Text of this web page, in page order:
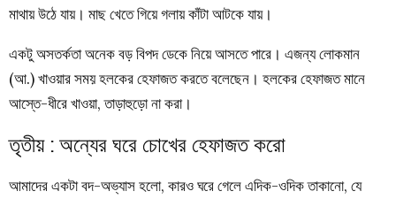
মাথায় উঠে যায়। মাছ খেতে গিয়ে গলায় কাঁটা আটকে যায়।
একটু অসতর্কতা অনেক বড় বিপদ ডেকে নিয়ে আসতে পারে। এজন্য লোকমান
(আ.) খাওয়ার সময় হলকের হেফাজত করতে বলেছেন। হলকের হেফাজত মানে
আস্তে-ধীরে খাওয়া, তাড়াহুড়ো না করা।
তৃতীয় : অন্যের ঘরে চোখের হেফাজত করো
আমাদের একটা বদ-অভ্যাস হলো, কারও ঘরে গেলে এদিক-ওদিক তাকানো, যে